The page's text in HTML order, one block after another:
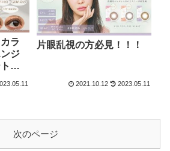
ラ
ジ
ー
片眼乱視の方必見！！！
2021.10.12 2023.05.11
次のページ